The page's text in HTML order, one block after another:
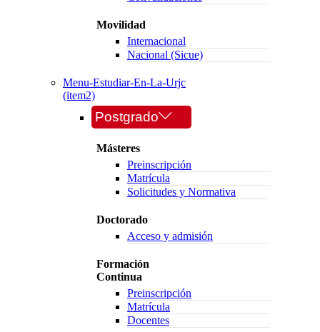
Movilidad
Internacional
Nacional (Sicue)
Menu-Estudiar-En-La-Urjc
(item2)
Postgrado
Másteres
Preinscripción
Matrícula
Solicitudes y Normativa
Doctorado
Acceso y admisión
Formación
Continua
Preinscripción
Matrícula
Docentes